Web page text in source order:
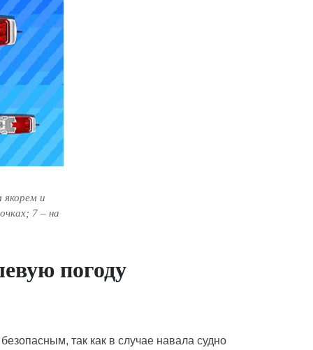
и
7 – на
погоду
так как в случае навала судно